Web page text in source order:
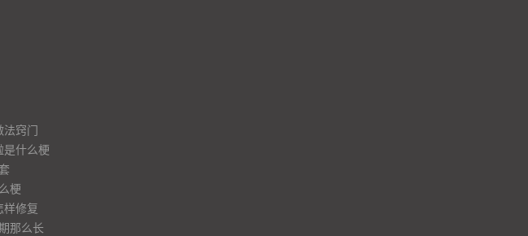
法窍门
什么梗
梗
样修复
那么长